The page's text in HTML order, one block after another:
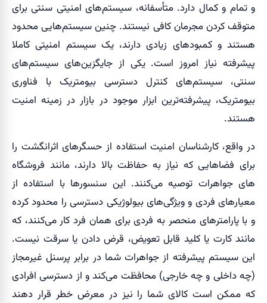
و تمام و کمال دارد. متأسفانه، سیستم‌های امنیتی سنتی برای
متوقف کردن مجرمان کافی نیستند. چنین سیستم‌هایی محدود
هستند و کمبودهای زیادی دارند، یک سیستم امنیتی کاملا
پیشرفته نیاز امروز است. یکی از جایگزین‌های سیستم‌های
سنتی، سیستم‌های کنترل دسترسی بیومتریک با فناوری
بیومتریک، پیشرفته‌ترین ابزار موجود در بازار در زمینه امنیت
هستند.
در واقع، کارشناسان امنیت استفاده از حسگرهای اثرانگشت را
برای فضاهایی که نیاز به حفاظت بالا دارند، مانند فروشگاه
های جواهرات توصیه می‌کنند. این سنسورها با استفاده از
معیارهای فردی و ویژگی‌های بیولوژیکی دسترسی را محدود کرده
و با پارامترهای منحصر به فردی برای همان فرد کار می‌کنند، که
مانند کارت یا کلید قابل تعویض، قرض دادن یا سرقت نیست.
این سیستم پیشرفته از جواهرات شما در برابر پرسنل غیرمجاز
(چه داخلی و چه خارجی) محافظت می‌کند و از دسترسی افرادی
که ممکن است کالای شما را نیز در معرض خطر قرار دهند